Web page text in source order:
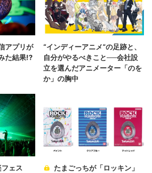
アプリが
た結果!?
“インディーアニメ“の足跡と、
自分がやるべきこと──会社設
立を選んだアニメーター「のを
か」の胸中
ェス
たまごっちが「ロッキン」